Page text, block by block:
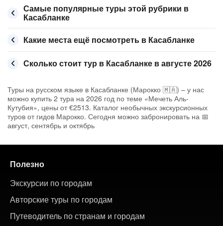
Самые популярные туры этой рубрики в
Касабланке
Какие места ещё посмотреть в Касабланке
Сколько стоит тур в Касабланке в августе 2026
Туры на русском языке в Касабланке (Марокко 🇲🇦) – у нас
можно купить 2 тура на 2026 год по теме «Мечеть Аль-
Кутубия», цены от €2513. Каталог необычных экскурсионных
туров от гидов Марокко. Сегодня можно забронировать на 📅
август, сентябрь и октябрь
Полезно
Экскурсии по городам
Авторские туры по городам
Путеводитель по странам и городам